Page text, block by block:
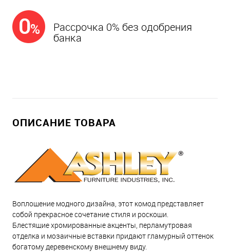
Рассрочка 0% без одобрения
банка
ОПИСАНИЕ ТОВАРА
Воплощение модного дизайна, этот комод представляет
собой прекрасное сочетание стиля и роскоши.
Блестящие хромированные акценты, перламутровая
отделка и мозаичные вставки придают гламурный оттенок
богатому деревенскому внешнему виду.